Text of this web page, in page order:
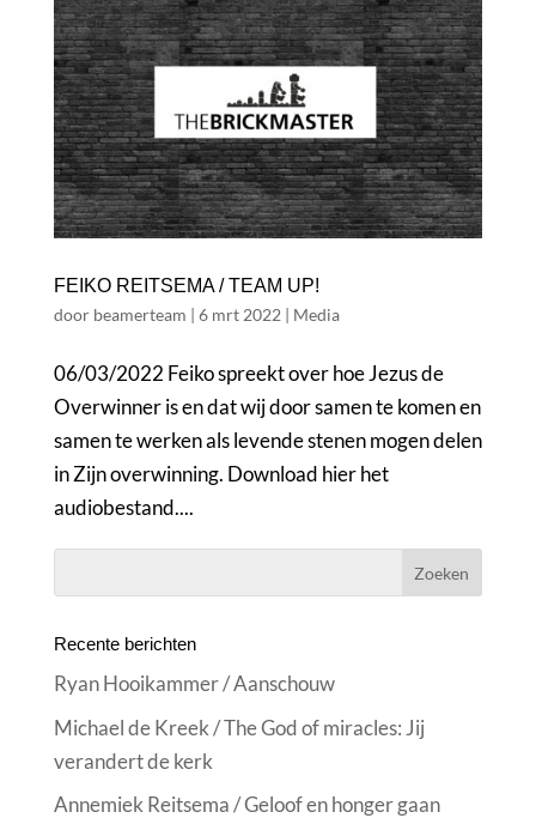
FEIKO REITSEMA / TEAM UP!
door beamerteam | 6 mrt 2022 | Media
06/03/2022 Feiko spreekt over hoe Jezus de
Overwinner is en dat wij door samen te komen en
samen te werken als levende stenen mogen delen
in Zijn overwinning. Download hier het
audiobestand....
Recente berichten
Ryan Hooikammer / Aanschouw
Michael de Kreek / The God of miracles: Jij
verandert de kerk
Annemiek Reitsema / Geloof en honger gaan